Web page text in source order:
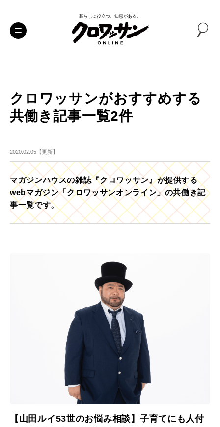
暮らしに役立つ、知恵がある。
クロワッサンがおすすめする
共働き記事一覧2件
2020.02.05【更新】
マガジンハウスの雑誌『クロワッサン』が提供する
webマガジン「クロワッサンオンライン」の共働き記
事一覧です。
【山田ルイ53世のお悩み相談】子育てにも人付